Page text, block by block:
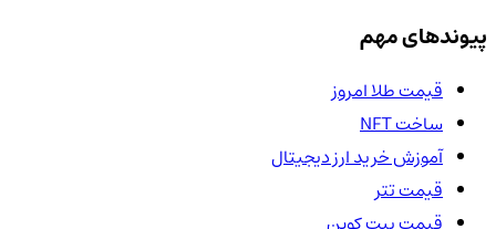
پیوندهای مهم
قیمت طلا امروز
ساخت NFT
آموزش خرید ارز دیجیتال
قیمت تتر